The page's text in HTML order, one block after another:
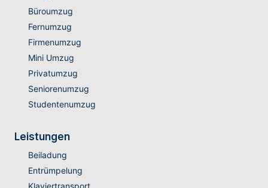
Büroumzug
Fernumzug
Firmenumzug
Mini Umzug
Privatumzug
Seniorenumzug
Studentenumzug
Leistungen
Beiladung
Entrümpelung